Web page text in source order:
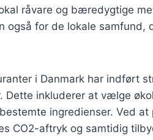
råvare og bæredygtige
også for de lokale
i Danmark har indført
Dette inkluderer at vælge
ingredienser. Ved
CO2-aftryk og samtidig